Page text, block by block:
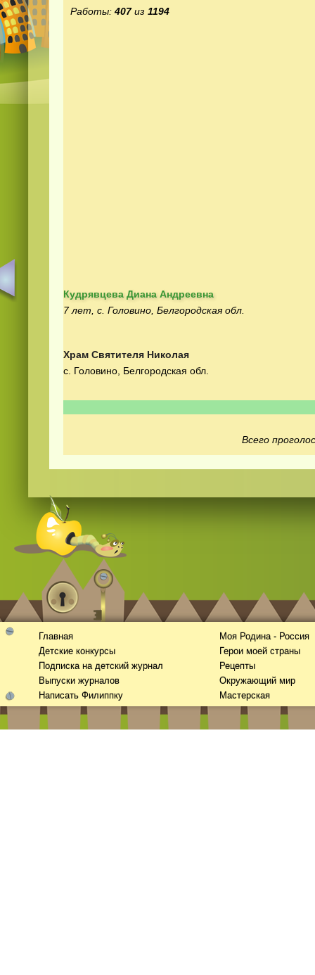
Работы: 407из 1194
Кудрявцева Диана Андреевна
7 лет, с. Головино, Белгородская обл.
Храм Святителя Николая
с. Головино, Белгородская обл.
Всего
Главная
Детские конкурсы
Подписка на детский журнал
Выпуски журналов
Написать Филиппку
Моя Родина - Россия
Герои моей страны
Рецепты
Окружающий мир
Мастерская
Смотреть видео365онлайн